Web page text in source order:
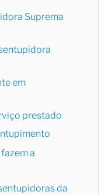
Suprema
em
prestado
a
da